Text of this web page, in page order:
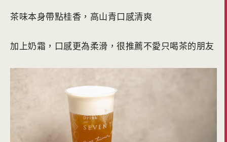
茶味本身帶點桂香，高山青口感清爽
加上奶霜，口感更為柔滑，很推薦不愛只喝茶的朋友